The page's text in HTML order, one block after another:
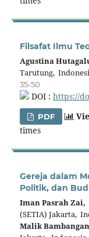
Filsafat Ilmu
Agustina
Tarutung,
35-50
DOI : https://
PDF
times
Gereja dalam
Politik, dan
Iman Pasrah Zai,
(SETIA) Jakarta,
Malik